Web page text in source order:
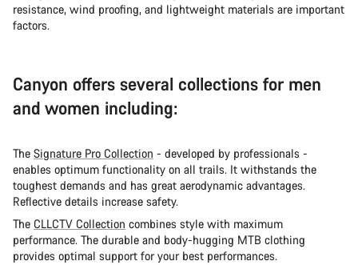
resistance, wind proofing, and lightweight materials are important
factors.
Canyon offers several collections for men
and women including:
The Signature Pro Collection - developed by professionals -
enables optimum functionality on all trails. It withstands the
toughest demands and has great aerodynamic advantages.
Reflective details increase safety.
The CLLCTV Collection combines style with maximum
performance. The durable and body-hugging MTB clothing
provides optimal support for your best performances.